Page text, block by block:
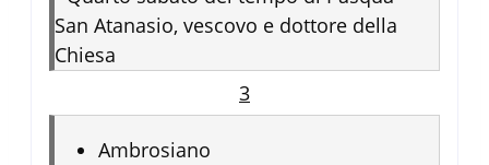
San Atanasio, vescovo e dottore della
Chiesa
3
Ambrosiano